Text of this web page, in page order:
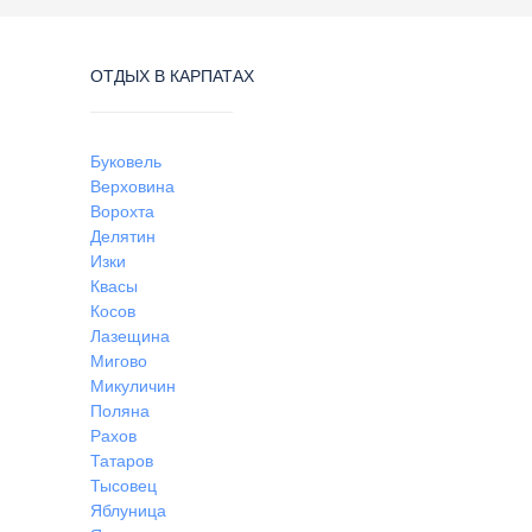
ОТДЫХ В КАРПАТАХ
Буковель
Верховина
Ворохта
Делятин
Изки
Квасы
Косов
Лазещина
Мигово
Микуличин
Поляна
Рахов
Татаров
Тысовец
Яблуница